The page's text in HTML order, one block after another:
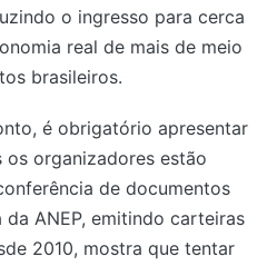
o ingresso para cerca
real de mais de meio
brasileiros.
é obrigatório apresentar
organizadores estão
de documentos
ANEP, emitindo carteiras
2010, mostra que tentar